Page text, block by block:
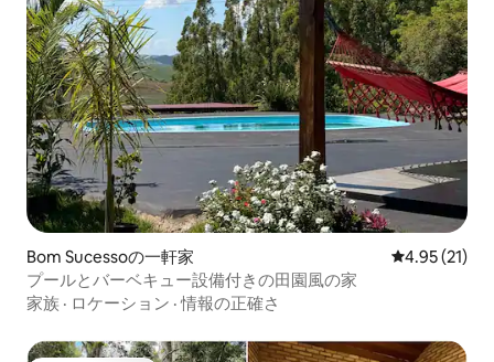
Bom Sucessoの一軒家 レビュー21
4.95 (21)
プールとバーベキュー設備付きの田園風の家
家族 · ロケーション ·情報の正確さ